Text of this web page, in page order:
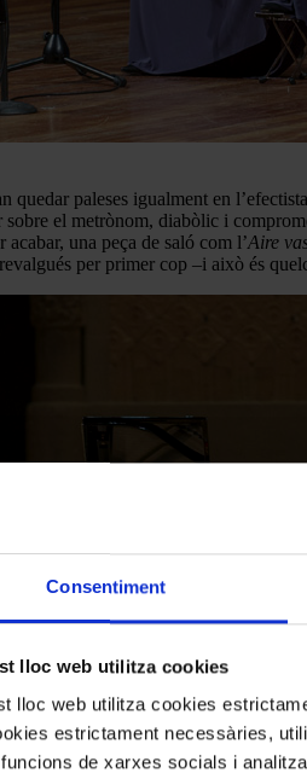
Consentiment
lloc web utilitza cookies
lloc web utilitza cookies
estrictament necessàries,
de xarxes socials i
quedar paleses igualment en
el metrònom, diabòlic i
una peça de saló com l’Aire
per primer cop –i això és